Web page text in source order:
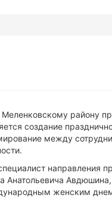
району
создание
между
направления
Анатольевича
женским